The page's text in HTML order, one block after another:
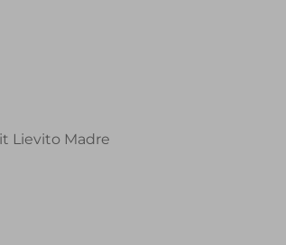
Lievito Madre